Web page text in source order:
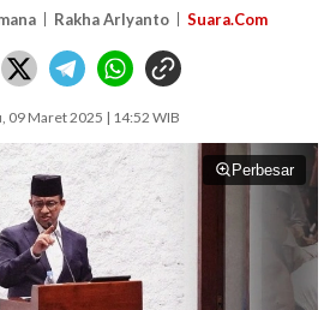
Rakha Arlyanto Suara.Com
09 Maret 2025 | 14:52 WIB
Perbesar